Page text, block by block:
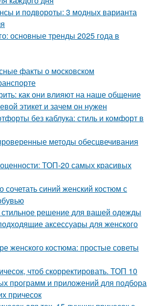
и подвороты: 3 модных варианта
основные тренды 2025 года в
факты о московском
как они влияют на наше общение
этикет и зачем он нужен
без каблука: стиль и комфорт в
методы обесцвечивания
ТОП-20 самых красивых
сочетать синий женский костюм с
решение для вашей одежды
аксессуары для женского
женского костюма: простые советы
чтоб скорректировать. ТОП 10
программ и приложений для подбора
причесок